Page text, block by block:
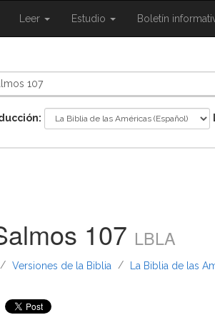
Leer
{{
Estudio
{{
Boletín
107 LBLA
/ Versiones de la Biblia / La Biblia de las